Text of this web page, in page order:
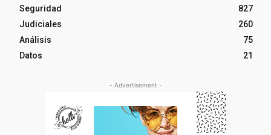
Seguridad
827
Judiciales
260
Análisis
75
Datos
21
- Advertisement -